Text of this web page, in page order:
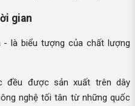
gian
- là biểu tượng của chất lượng
đều được sản xuất trên dây
nghệ tối tân từ những quốc